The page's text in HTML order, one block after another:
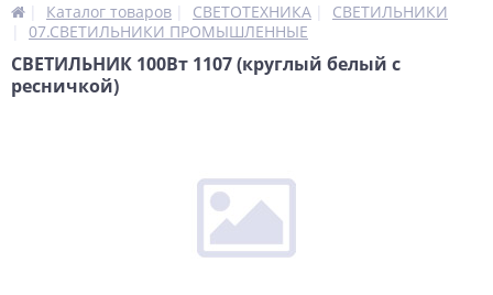
Каталог товаров СВЕТОТЕХНИКА
СВЕТИЛЬНИКИ
07.СВЕТИЛЬНИКИ ПРОМЫШЛЕННЫЕ
СВЕТИЛЬНИК 100Вт 1107 (круглый белый с
ресничкой)